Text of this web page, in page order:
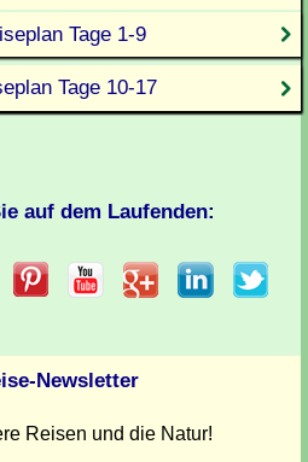
Tage 1-9
Tage 10-17
auf dem Laufenden:
Newsletter
Reisen und die Natur!